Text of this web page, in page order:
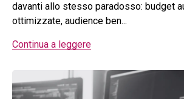
davanti allo stesso paradosso: budget
ottimizzate, audience ben...
Continua a leggere